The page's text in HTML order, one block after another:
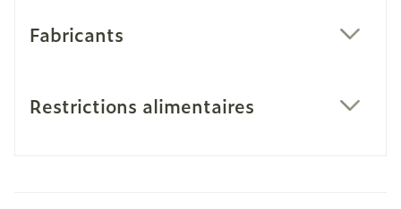
Fabricants
Restrictions alimentaires